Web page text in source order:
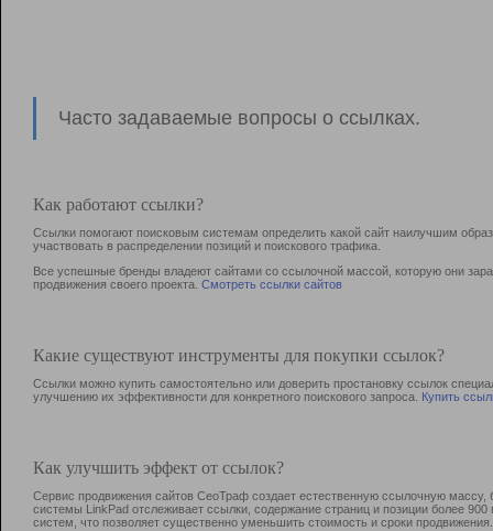
Часто задаваемые вопросы о ссылках.
Как работают ссылки?
Ссылки помогают поисковым системам определить какой сайт наилучшим
участвовать в раcпределении позиций и поискового трафика.
Все успешные бренды владеют сайтами со ссылочной массой, которую они
продвижения своего проекта. Смотреть ссылки сайтов
Какие существуют инструменты для покупки ссылок?
Ссылки можно купить самостоятельно или доверить простановку ссылок
улучшению их эффективности для конкретного поискового запроса. Купить
Как улучшить эффект от ссылок?
Сервис продвижения сайтов СеоТраф создает естественную ссылочную
системы LinkPad отслеживает ссылки, содержание страниц и позиции более
систем, что позволяет существенно уменьшить стоимость и сроки продвижения.